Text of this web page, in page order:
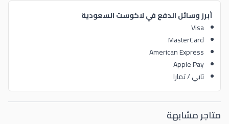
أبرز وسائل الدفع في لاكوست السعودية
Visa
MasterCard
American Express
Apple Pay
تابي / تمارا
متاجر مشابهة